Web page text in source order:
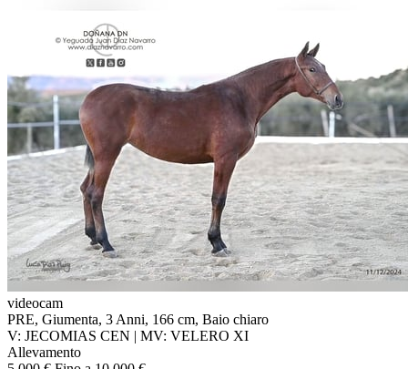
videocam
PRE, Giumenta, 3 Anni, 166 cm, Baio chiaro
V: JECOMIAS CEN | MV: VELERO XI
Allevamento